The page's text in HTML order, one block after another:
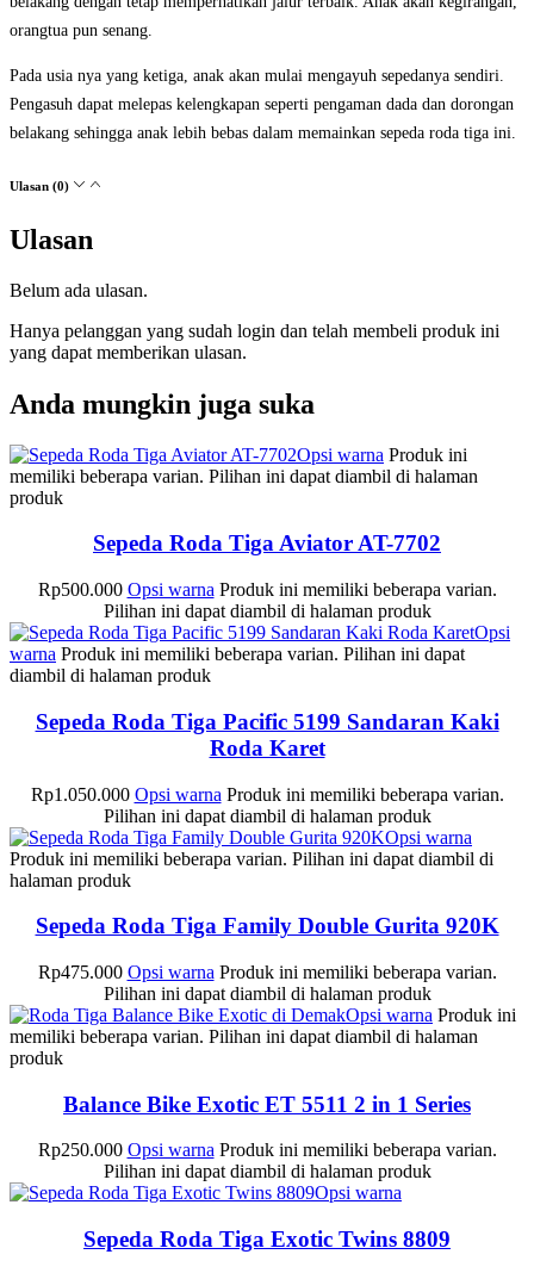
orangtua pun senang.
Pada usia nya yang ketiga, anak akan mulai mengayuh sepedanya sendiri.
Pengasuh dapat melepas kelengkapan seperti pengaman dada dan dorongan
belakang sehingga anak lebih bebas dalam memainkan sepeda roda tiga ini.
Ulasan (0)
Ulasan
Belum ada ulasan.
Hanya pelanggan yang sudah login dan telah membeli produk ini
yang dapat memberikan ulasan.
Anda mungkin juga suka
Opsi warna Produk ini
memiliki beberapa varian. Pilihan ini dapat diambil di halaman
produk
Sepeda Roda Tiga Aviator AT-7702
Rp500.000 Opsi warna Produk ini memiliki beberapa varian.
Pilihan ini dapat diambil di halaman produk
Opsi
warna Produk ini memiliki beberapa varian. Pilihan ini dapat
diambil di halaman produk
Sepeda Roda Tiga Pacific 5199 Sandaran Kaki
Roda Karet
Rp1.050.000 Opsi warna Produk ini memiliki beberapa varian.
Pilihan ini dapat diambil di halaman produk
Opsi warna
Produk ini memiliki beberapa varian. Pilihan ini dapat diambil di
halaman produk
Sepeda Roda Tiga Family Double Gurita 920K
Rp475.000 Opsi warna Produk ini memiliki beberapa varian.
Pilihan ini dapat diambil di halaman produk
Opsi warna Produk ini
memiliki beberapa varian. Pilihan ini dapat diambil di halaman
produk
Balance Bike Exotic ET 5511 2 in 1 Series
Rp250.000 Opsi warna Produk ini memiliki beberapa varian.
Pilihan ini dapat diambil di halaman produk
Opsi warna
Sepeda Roda Tiga Exotic Twins 8809